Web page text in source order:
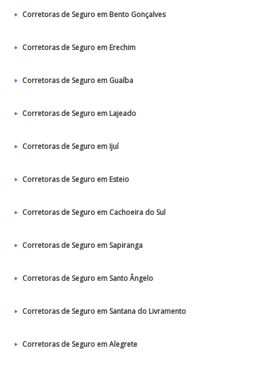
Corretoras de Seguro em Bento Gonçalves
Corretoras de Seguro em Erechim
Corretoras de Seguro em Guaíba
Corretoras de Seguro em Lajeado
Corretoras de Seguro em Ijuí
Corretoras de Seguro em Esteio
Corretoras de Seguro em Cachoeira do Sul
Corretoras de Seguro em Sapiranga
Corretoras de Seguro em Santo Ângelo
Corretoras de Seguro em Santana do Livramento
Corretoras de Seguro em Alegrete